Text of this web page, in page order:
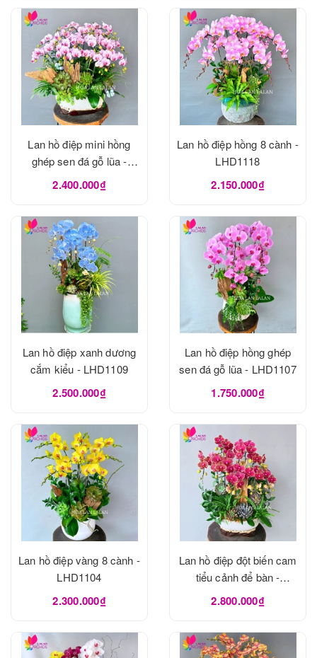
Lan hồ điệp mini hồng
ghép sen đá gỗ lũa -
LHD1120
2.400.000₫
Lan hồ điệp hồng 8 cành -
LHD1118
2.150.000₫
Lan hồ điệp xanh dương
cắm kiểu - LHD1109
2.500.000₫
Lan hồ điệp hồng ghép
sen đá gỗ lũa - LHD1107
1.750.000₫
Lan hồ điệp vàng 8 cành -
LHD1104
2.300.000₫
Lan hồ điệp đột biến cam
tiểu cảnh để bàn -
LHD1103
2.800.000₫